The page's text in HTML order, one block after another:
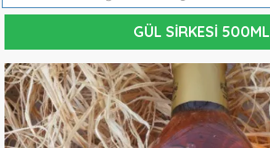
GÜL SIRKESI 500ML